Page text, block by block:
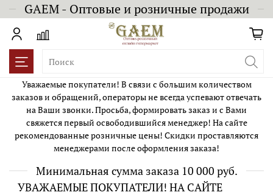
GAEM - Оптовые и розничные продажи
Уважаемые покупатели! В связи с большим количеством
заказов и обращений, операторы не всегда успевают отвечать
на Ваши звонки. Просьба, формировать заказ и с Вами
свяжется первый освободившийся менеджер! На сайте
рекомендованные розничные цены! Скидки проставляются
менеджерами после оформления заказа!
Минимальная сумма заказа 10 000 руб.
УВАЖАЕМЫЕ ПОКУПАТЕЛИ! НА САЙТЕ